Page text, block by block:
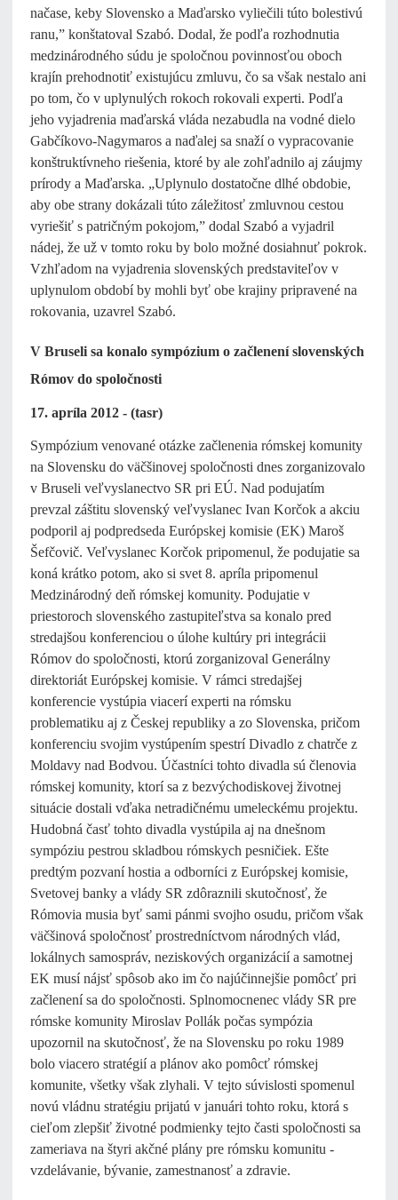
načase, keby Slovensko a Maďarsko vyliečili túto bolestivú
ranu,” konštatoval Szabó. Dodal, že podľa rozhodnutia
medzinárodného súdu je spoločnou povinnosťou oboch
krajín prehodnotiť existujúcu zmluvu, čo sa však nestalo ani
po tom, čo v uplynulých rokoch rokovali experti. Podľa
jeho vyjadrenia maďarská vláda nezabudla na vodné dielo
Gabčíkovo-Nagymaros a naďalej sa snaží o vypracovanie
konštruktívneho riešenia, ktoré by ale zohľadnilo aj záujmy
prírody a Maďarska. „Uplynulo dostatočne dlhé obdobie,
aby obe strany dokázali túto záležitosť zmluvnou cestou
vyriešiť s patričným pokojom,” dodal Szabó a vyjadril
nádej, že už v tomto roku by bolo možné dosiahnuť pokrok.
Vzhľadom na vyjadrenia slovenských predstaviteľov v
uplynulom období by mohli byť obe krajiny pripravené na
rokovania, uzavrel Szabó.
V Bruseli sa konalo sympózium o začlenení slovenských
Rómov do spoločnosti
17. apríla 2012 - (tasr)
Sympózium venované otázke začlenenia rómskej komunity
na Slovensku do väčšinovej spoločnosti dnes zorganizovalo
v Bruseli veľvyslanectvo SR pri EÚ. Nad podujatím
prevzal záštitu slovenský veľvyslanec Ivan Korčok a akciu
podporil aj podpredseda Európskej komisie (EK) Maroš
Šefčovič. Veľvyslanec Korčok pripomenul, že podujatie sa
koná krátko potom, ako si svet 8. apríla pripomenul
Medzinárodný deň rómskej komunity. Podujatie v
priestoroch slovenského zastupiteľstva sa konalo pred
stredajšou konferenciou o úlohe kultúry pri integrácii
Rómov do spoločnosti, ktorú zorganizoval Generálny
direktoriát Európskej komisie. V rámci stredajšej
konferencie vystúpia viacerí experti na rómsku
problematiku aj z Českej republiky a zo Slovenska, pričom
konferenciu svojim vystúpením spestrí Divadlo z chatrče z
Moldavy nad Bodvou. Účastníci tohto divadla sú členovia
rómskej komunity, ktorí sa z bezvýchodiskovej životnej
situácie dostali vďaka netradičnému umeleckému projektu.
Hudobná časť tohto divadla vystúpila aj na dnešnom
sympóziu pestrou skladbou rómskych pesničiek. Ešte
predtým pozvaní hostia a odborníci z Európskej komisie,
Svetovej banky a vlády SR zdôraznili skutočnosť, že
Rómovia musia byť sami pánmi svojho osudu, pričom však
väčšinová spoločnosť prostredníctvom národných vlád,
lokálnych samospráv, neziskových organizácií a samotnej
EK musí nájsť spôsob ako im čo najúčinnejšie pomôcť pri
začlenení sa do spoločnosti. Splnomocnenec vlády SR pre
rómske komunity Miroslav Pollák počas sympózia
upozornil na skutočnosť, že na Slovensku po roku 1989
bolo viacero stratégií a plánov ako pomôcť rómskej
komunite, všetky však zlyhali. V tejto súvislosti spomenul
novú vládnu stratégiu prijatú v januári tohto roku, ktorá s
cieľom zlepšiť životné podmienky tejto časti spoločnosti sa
zameriava na štyri akčné plány pre rómsku komunitu -
vzdelávanie, bývanie, zamestnanosť a zdravie.